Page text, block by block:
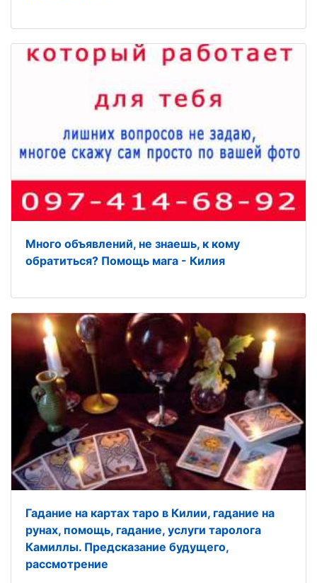
Много объявлений, не знаешь, к кому
обратиться? Помощь мага - Килия
Гадание на картах таро в Килии, гадание на
рунах, помощь, гадание, услуги таролога
Камиллы. Предсказание будущего,
рассмотрение